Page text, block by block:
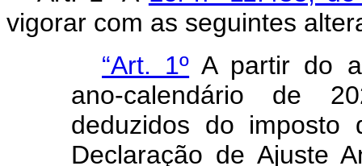
vigorar com as seguintes
“Art. 1º A partir do
ano-calendário de
deduzidos do imposto
Declaração de Ajuste